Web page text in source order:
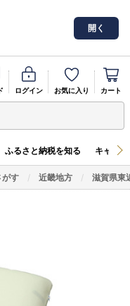
開く
ログイン お気に入り カート
ふるさと納税を知る キャン
がす 近畿地方 滋賀県東